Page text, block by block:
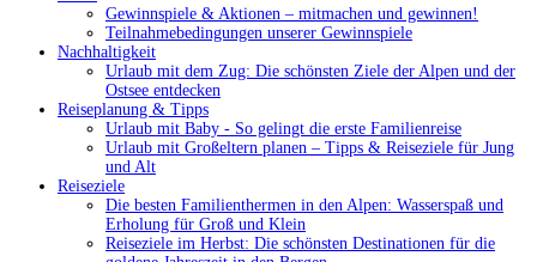
Gewinnspiele & Aktionen – mitmachen und gewinnen!
Teilnahmebedingungen unserer Gewinnspiele
Nachhaltigkeit
Urlaub mit dem Zug: Die schönsten Ziele der Alpen und der
Ostsee entdecken
Reiseplanung & Tipps
Urlaub mit Baby - So gelingt die erste Familienreise
Urlaub mit Großeltern planen – Tipps & Reiseziele für Jung
und Alt
Reiseziele
Die besten Familienthermen in den Alpen: Wasserspaß und
Erholung für Groß und Klein
Reiseziele im Herbst: Die schönsten Destinationen für die